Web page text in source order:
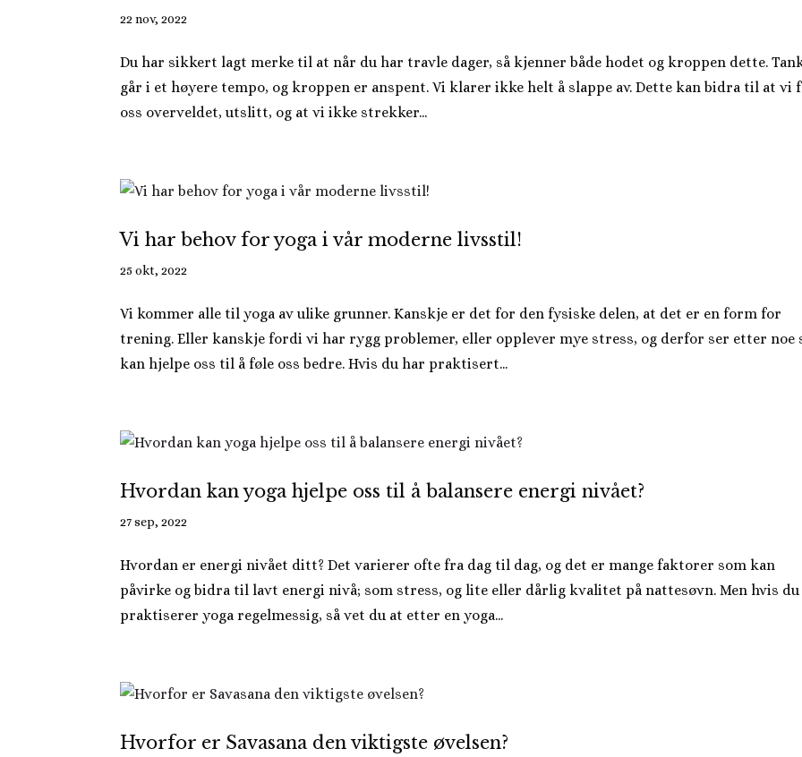
22 nov, 2022
Du har sikkert lagt merke til at når du har travle dager, så kjenner både hodet og kroppen dette.
går i et høyere tempo, og kroppen er anspent. Vi klarer ikke helt å slappe av. Dette kan bidra til at vi
oss overveldet, utslitt, og at vi ikke strekker...
Vi har behov for yoga i vår moderne livsstil!
25 okt, 2022
Vi kommer alle til yoga av ulike grunner. Kanskje er det for den fysiske delen, at det er en form for
trening. Eller kanskje fordi vi har rygg problemer, eller opplever mye stress, og derfor ser etter noe
kan hjelpe oss til å føle oss bedre. Hvis du har praktisert...
Hvordan kan yoga hjelpe oss til å balansere energi nivået?
27 sep, 2022
Hvordan er energi nivået ditt? Det varierer ofte fra dag til dag, og det er mange faktorer som kan
påvirke og bidra til lavt energi nivå; som stress, og lite eller dårlig kvalitet på nattesøvn. Men hvis du
praktiserer yoga regelmessig, så vet du at etter en yoga...
Hvorfor er Savasana den viktigste øvelsen?